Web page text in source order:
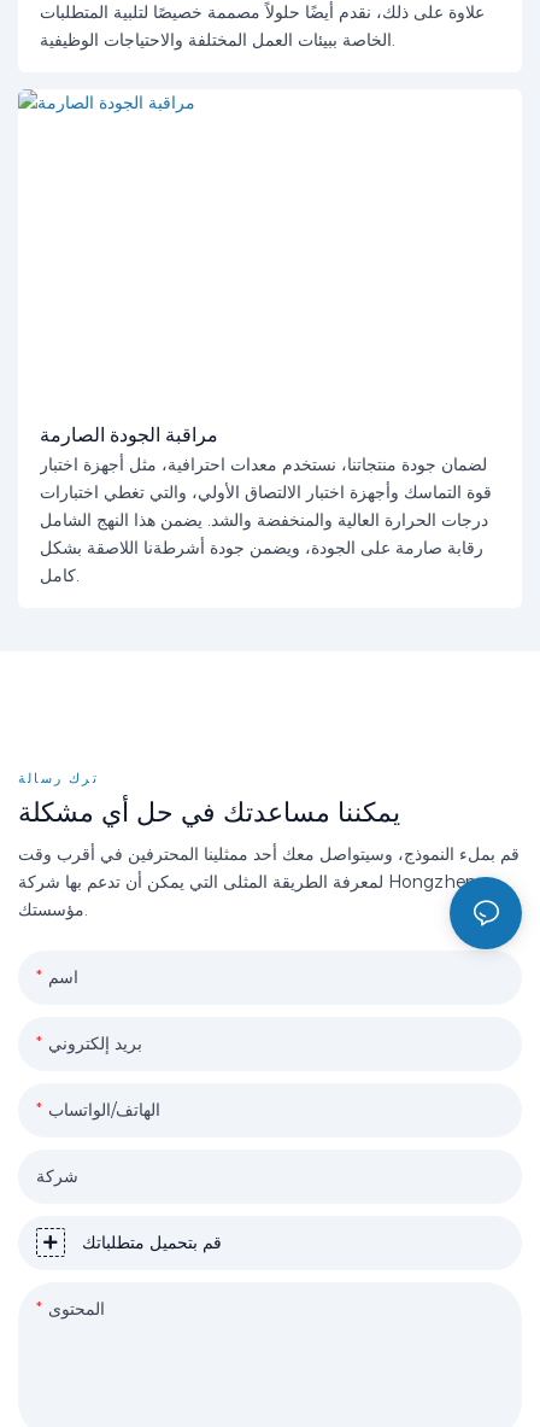
علاوة على ذلك، نقدم أيضًا حلولاً مصممة خصيصًا لتلبية المتطلبات
الخاصة ببيئات العمل المختلفة والاحتياجات الوظيفية.
مراقبة الجودة الصارمة
لضمان جودة منتجاتنا، نستخدم معدات احترافية، مثل أجهزة اختبار
قوة التماسك وأجهزة اختبار الالتصاق الأولي، والتي تغطي اختبارات
درجات الحرارة العالية والمنخفضة والشد. يضمن هذا النهج الشامل
رقابة صارمة على الجودة، ويضمن جودة أشرطةنا اللاصقة بشكل
كامل.
ترك رسالة
يمكننا مساعدتك في حل أي مشكلة
قم بملء النموذج، وسيتواصل معك أحد ممثلينا المحترفين في أقرب وقت
لمعرفة الطريقة المثلى التي يمكن أن تدعم بها شركة Hongzheng
مؤسستك.
اسم
بريد إلكتروني
الهاتف/الواتساب
شركة
قم بتحميل متطلباتك
المحتوى